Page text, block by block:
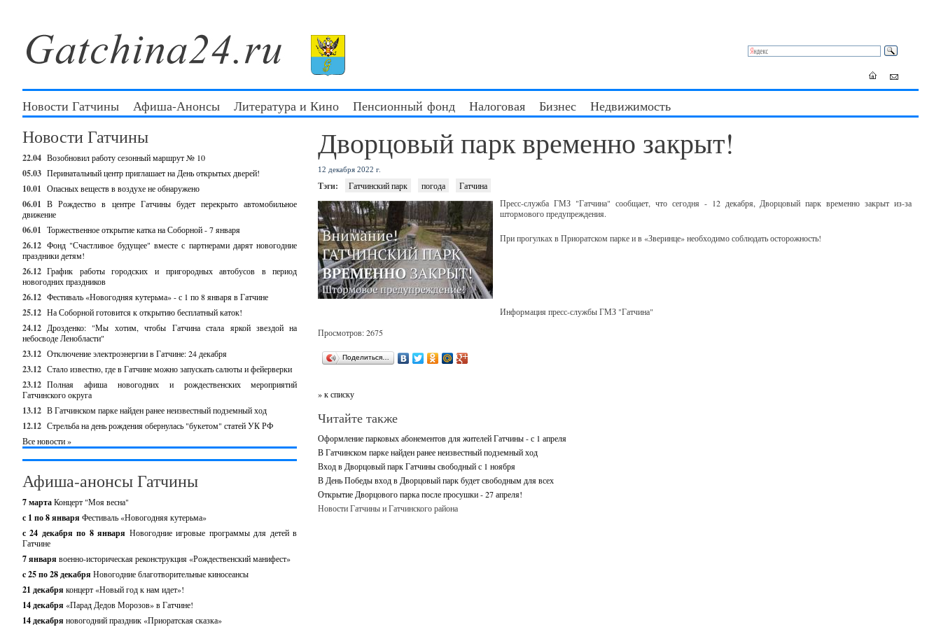
Новости Гатчины Афиша-Анонсы Литература и Кино Пенсионный фонд Налоговая Бизнес Недвижимость
Новости Гатчины
22.04 Возобновил работу сезонный маршрут № 10
05.03 Перинатальный центр приглашает на День открытых дверей!
10.01 Опасных веществ в воздухе не обнаружено
06.01 В Рождество в центре Гатчины будет перекрыто автомобильное
движение
06.01 Торжественное открытие катка на Соборной - 7 января
26.12 Фонд "Счастливое будущее" вместе с партнерами дарят новогодние
праздники детям!
26.12 График работы городских и пригородных автобусов в период
новогодних праздников
26.12 Фестиваль «Новогодняя кутерьма» - с 1 по 8 января в Гатчине
25.12 На Соборной готовится к открытию бесплатный каток!
24.12 Дрозденко: "Мы хотим, чтобы Гатчина стала яркой звездой на
небосводе Ленобласти"
23.12 Отключение электроэнергии в Гатчине: 24 декабря
23.12 Стало известно, где в Гатчине можно запускать салюты и фейерверки
23.12 Полная афиша новогодних и рождественских мероприятий
Гатчинского округа
13.12 В Гатчинском парке найден ранее неизвестный подземный ход
12.12 Стрельба на день рождения обернулась "букетом" статей УК РФ
Все новости »
Афиша-анонсы Гатчины
7 мартаКонцерт "Моя весна"
с 1 по 8 января Фестиваль «Новогодняя кутерьма»
с 24 декабря по 8 января Новогодние игровые программы для детей в
Гатчине
7 января военно-историческая реконструкция «Рождественский манифест»
c 25 по 28 декабря Новогодние благотворительные киносеансы
21 декабря концерт «Новый год к нам идет»!
14 декабря «Парад Дедов Морозов» в Гатчине!
14 декабря новогодний праздник «Приоратская сказка»
Дворцовый парк временно закрыт!
12 декабря 2022 г.
Тэги: Гатчинский парк погода
Гатчина
Пресс-служба ГМЗ "Гатчина" сообщает, что сегодня - 12 декабря, Дворцовый парк временно закрыт из-за
штормового предупреждения.
При прогулках в Приоратском парке и в «Зверинце» необходимо соблюдать осторожность!
Информация пресс-службы ГМЗ "Гатчина"
Просмотров: 2675
Поделиться…
» к списку
Читайте также
Оформление парковых абонементов для жителей Гатчины - с 1 апреля
В Гатчинском парке найден ранее неизвестный подземный ход
Вход в Дворцовый парк Гатчины свободный с 1 ноября
В День Победы вход в Дворцовый парк будет свободным для всех
Открытие Дворцового парка после просушки - 27 апреля!
Новости Гатчины и Гатчинского района